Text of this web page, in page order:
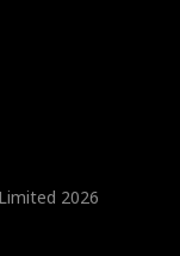
2026